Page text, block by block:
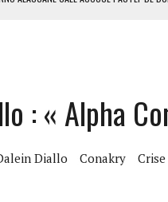
NATIONALE POUR BÂTIR LA GRANDE CÔTE
4 661 DÉTENUS POUR
: « Alpha
Diallo Conakry Crise